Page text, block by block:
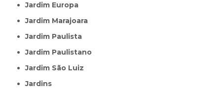
Jardim Europa
Jardim Marajoara
Jardim Paulista
Jardim Paulistano
Jardim São Luiz
Jardins